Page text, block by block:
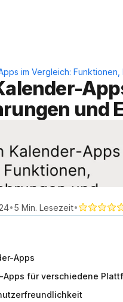
im Vergleich:
und
•5 Min. Lesezeit•
Apps
für verschiedene